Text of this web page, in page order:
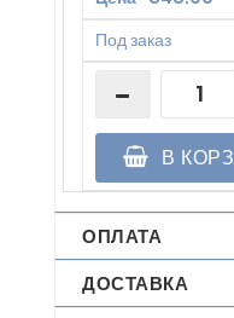
Под заказ
В
ОПЛАТА
ДОСТАВКА